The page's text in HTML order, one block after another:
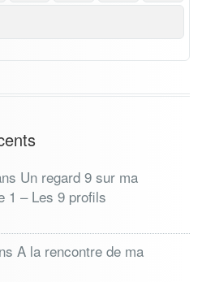
Un regard 9 sur ma
1 – Les 9 profils
A la rencontre de ma